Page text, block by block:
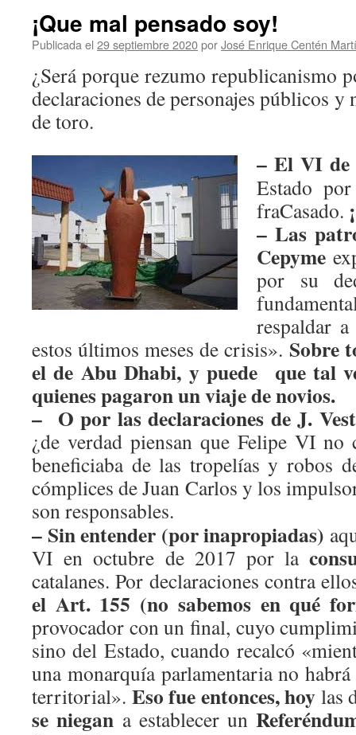
¡Que mal pensado soy!
Publicada el 29 septiembre 2020porJosé Enrique Centén
¿Será porque rezumo republicanismo
declaraciones de personajes públicos
de toro.
– El VI de
Estado
fraCasado.
– Las
Cepyme
por su
respaldar a
estos últimos meses de crisis».Sobre
el de Abu Dhabi, y puede que tal
quienes pagaron un viaje de novios.
– O por las declaraciones de J.
¿de verdad piensan que Felipe VI no
beneficiaba de las tropelías y robos
cómplices de Juan Carlos y los
son responsables.
– Sin entender (por inapropiadas)
VI en octubre de 2017 por la
catalanes. Por declaraciones contra
el Art. 155 (no sabemos en qué
provocador con un final, cuyo
sino del Estado, cuando recalcó
una monarquía parlamentaria no
territorial». Eso fue entonces, hoy las
se niegan a establecer un